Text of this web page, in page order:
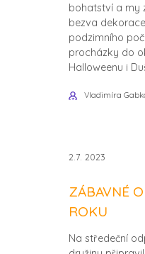
bohatství a my
bezva
podzimního
procházky do
Halloweenu i
Vladimíra
2.7. 2023
ZÁBAVNÉ
ROKU
Na středeční